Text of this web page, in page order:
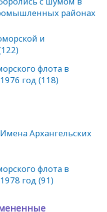
районах
и
флота в
год (118)
Архангельских
флота в
год (91)